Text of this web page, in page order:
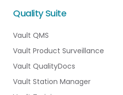
Quality Suite
Vault QMS
Vault Product Surveillance
Vault QualityDocs
Vault Station Manager